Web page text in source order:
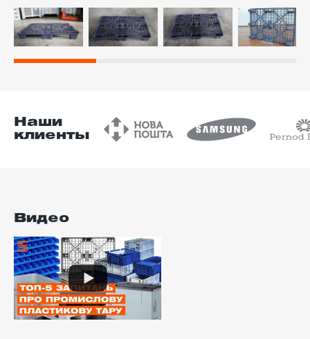
Наши
клиенты
Видео